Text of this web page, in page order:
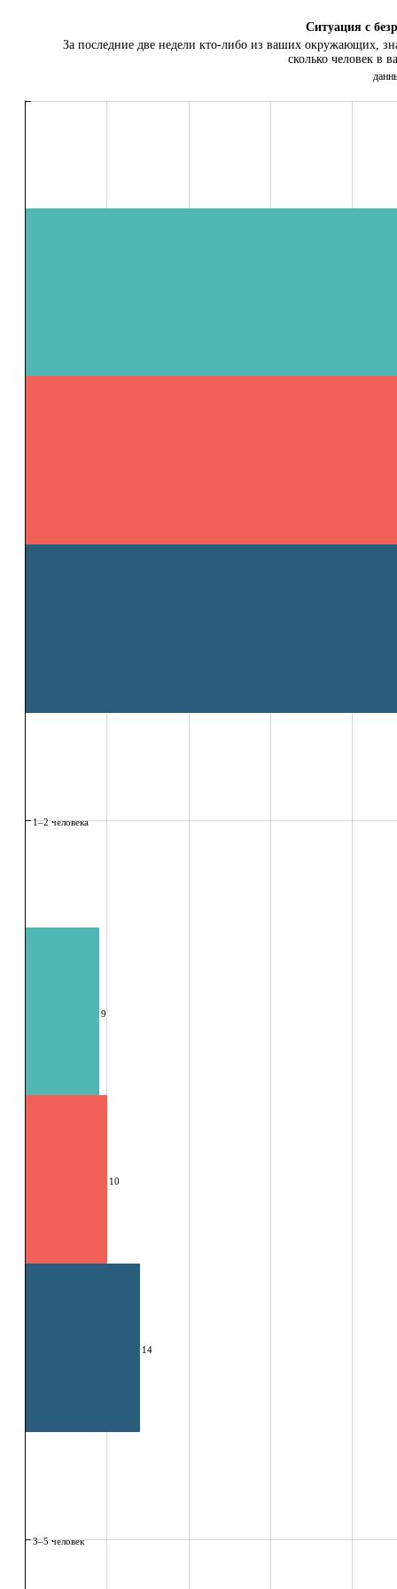
9
10
14
Ситуация с
За последние две недели кто-либо из ваших окружающих,
сколько человек в
1–2 человека
3–5 человек